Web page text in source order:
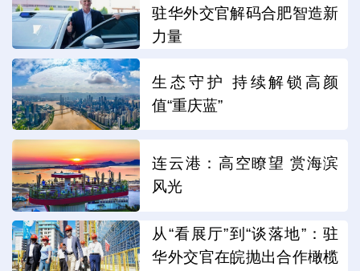
驻华外交官解码合肥智造新
力量
生态守护 持续解锁高颜
值“重庆蓝”
连云港：高空瞭望 赏海滨
风光
从“看展厅”到“谈落地”：驻
华外交官在皖抛出合作橄榄